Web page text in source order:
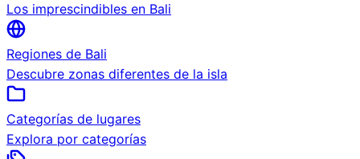
Los imprescindibles en Bali
Regiones de Bali
Descubre zonas diferentes de la isla
Categorías de lugares
Explora por categorías